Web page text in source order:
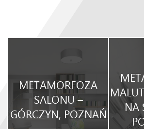
METAMORFOZA
SALONU –
GÓRCZYN, POZNAŃ
NA